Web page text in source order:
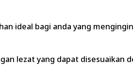
ideal bagi anda yang
lezat yang dapat disesuaikan